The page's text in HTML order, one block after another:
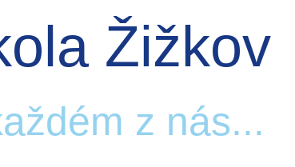
Žižkov
z nás...